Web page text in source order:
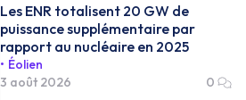
Les ENR totalisent 20 GW de
puissance supplémentaire par
rapport au nucléaire en 2025
Éolien
3 août 2026
0